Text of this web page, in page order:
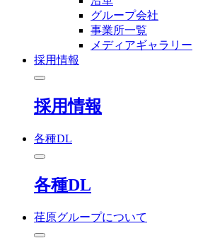
グループ会社
事業所一覧
メディアギャラリー
採用情報
採用情報
各種DL
各種DL
荏原グループについて